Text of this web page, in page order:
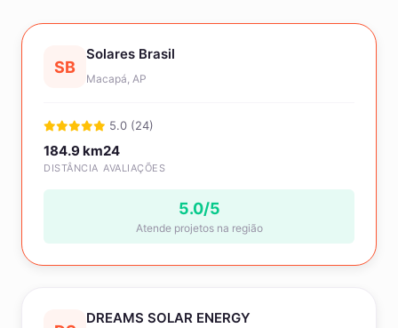
SB
Solares Brasil
Macapá, AP
5.0 (24)
184.9 km
DISTÂNCIA
24
AVALIAÇÕES
5.0/5
Atende projetos na região
DREAMS SOLAR ENERGY